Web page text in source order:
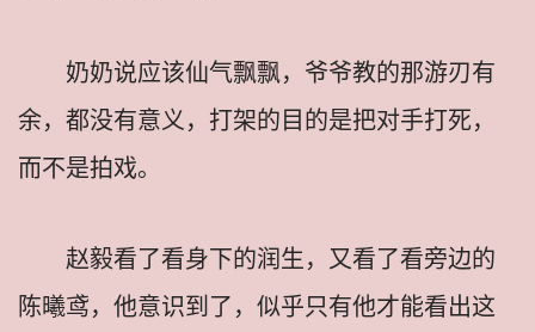
奶奶说应该仙气飘飘，爷爷教的那游刃有
余，都没有意义，打架的目的是把对手打死，
而不是拍戏。
赵毅看了看身下的润生，又看了看旁边的
陈曦鸢，他意识到了，似乎只有他才能看出这